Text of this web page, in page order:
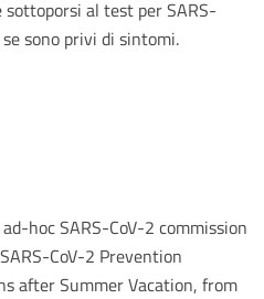
al test per SARS-
sono privi di sintomi.
hoc SARS-CoV-2 commission
CoV-2 Prevention
after Summer Vacation, from